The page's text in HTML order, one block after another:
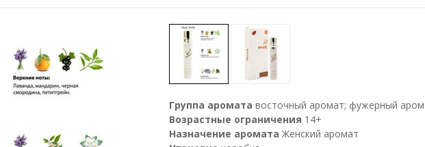
Группа аромата восточный аромат; фужерный
Возрастные ограничения 14+
Назначение аромата Женский аромат